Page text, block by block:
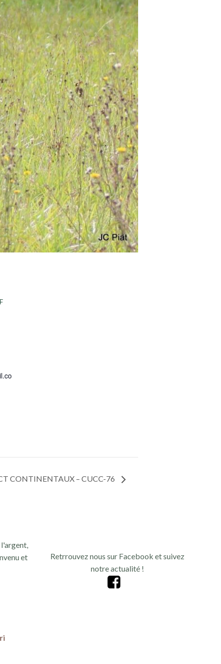
CONTINENTAUX – CUCC-76
et
Retrrouvez nous sur Facebook et suivez
notre actualité !